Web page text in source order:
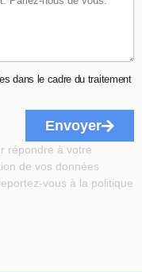
dans le cadre du traitement
Envoyer
répondre à votre
de vos données
vous à la politique